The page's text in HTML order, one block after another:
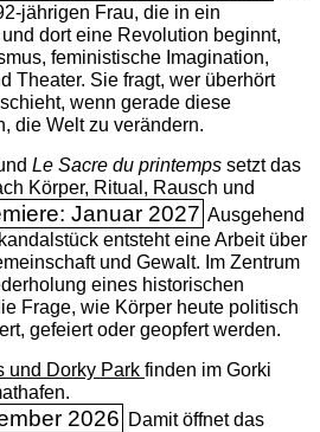
jährigen Frau, die in ein
dort eine Revolution beginnt,
feministische Imagination,
Theater. Sie fragt, wer überhört
wenn gerade diese
die Welt zu verändern.
Le Sacre du printempssetzt das
Körper, Ritual, Rausch und
Januar 2027 Ausgehend
entsteht eine Arbeit über
und Gewalt. Im Zentrum
eines historischen
Frage, wie Körper heute politisch
gefeiert oder geopfert werden.
und Dorky Park finden im Gorki
2026 Damit öffnet das